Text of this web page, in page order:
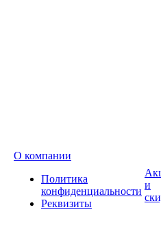
О компании
Политика
конфиденциальности
Реквизиты
и